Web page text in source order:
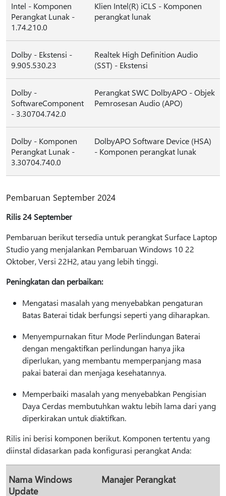
Intel - Komponen
Perangkat Lunak -
1.74.210.0
Klien Intel(R) iCLS - Komponen
perangkat lunak
Dolby - Ekstensi -
9.905.530.23
Realtek High Definition Audio
(SST) - Ekstensi
Dolby -
SoftwareComponent
- 3.30704.742.0
Perangkat SWC DolbyAPO - Objek
Pemrosesan Audio (APO)
Dolby - Komponen
Perangkat Lunak -
3.30704.740.0
DolbyAPO Software Device (HSA)
- Komponen perangkat lunak
Pembaruan September 2024
Rilis 24 September
Pembaruan berikut tersedia untuk perangkat Surface Laptop
Studio yang menjalankan Pembaruan Windows 10 22
Oktober, Versi 22H2, atau yang lebih tinggi.
Peningkatan dan perbaikan:
Mengatasi masalah yang menyebabkan pengaturan
Batas Baterai tidak berfungsi seperti yang diharapkan.
Menyempurnakan fitur Mode Perlindungan Baterai
dengan mengaktifkan perlindungan hanya jika
diperlukan, yang membantu memperpanjang masa
pakai baterai dan menjaga kesehatannya.
Memperbaiki masalah yang menyebabkan Pengisian
Daya Cerdas membutuhkan waktu lebih lama dari yang
diperkirakan untuk diaktifkan.
Rilis ini berisi komponen berikut. Komponen tertentu yang
diinstal didasarkan pada konfigurasi perangkat Anda:
Nama Windows
Update
Manajer Perangkat